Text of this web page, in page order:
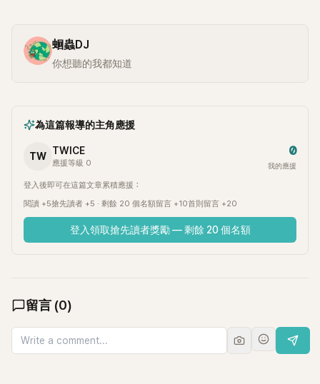
蛔蟲DJ
你想聽的我都知道
為這篇報導的主角應援
TW TWICE
應援等級 0
0
我的應援
登入後即可在這篇文章累積應援：
閱讀 +5搶先讀者 +5 · 剩餘 20 個名額留言 +10首則留言 +20
登入領取搶先讀者獎勵 — 剩餘 20 個名額
留言 (0)